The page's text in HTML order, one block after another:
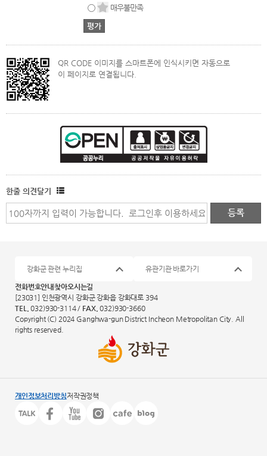
매우불만족
QR CODE 이미지를 스마트폰에 인식시키면 자동으로
이 페이지로 연결됩니다.
한줄 의견달기
전화번호안내찾아오시는길
[23031] 인천광역시 강화군 강화읍 강화대로 394
TEL.
032)930-3114 / FAX. 032)930-3660
Copyright (C) 2024 Ganghwa-gun District Incheon Metropolitan City. All
rights reserved.
강화군 관련 누리집 유관기관 바로가기
개인정보처리방침저작권정책